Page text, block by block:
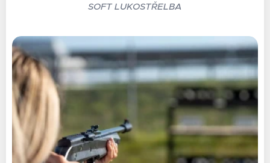
SOFT LUKOSTŘELBA